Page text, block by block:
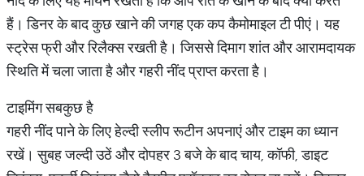
हैं। डिनर के बाद कुछ खाने की जगह एक कप कैमोमाइल टी पीएं। यह
स्ट्रेस फ्री और रिलैक्स रखती है। जिससे दिमाग शांत और आरामदायक
स्थिति में चला जाता है और गहरी नींद प्राप्त करता है।
टाइमिंग सबकुछ है
गहरी नींद पाने के लिए हेल्दी स्लीप रूटीन अपनाएं और टाइम का ध्यान
रखें। सुबह जल्दी उठें और दोपहर 3 बजे के बाद चाय, कॉफी, डाइट